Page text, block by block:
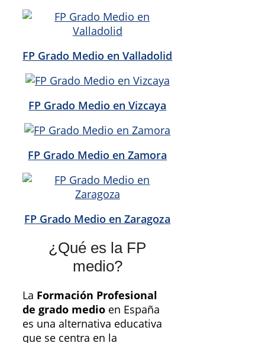
FP Grado Medio en Valladolid
FP Grado Medio en Vizcaya
FP Grado Medio en Zamora
FP Grado Medio en Zaragoza
¿Qué es la FP
medio?
La Formación Profesional
de grado medio en España
es una alternativa educativa
que se centra en la